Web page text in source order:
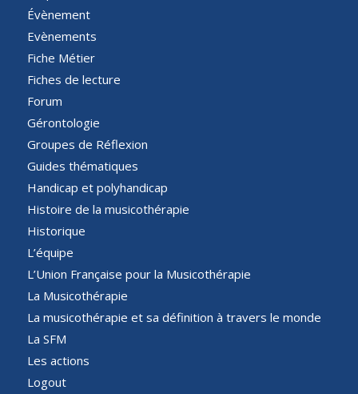
Évènement
Evènements
Fiche Métier
Fiches de lecture
Forum
Gérontologie
Groupes de Réflexion
Guides thématiques
Handicap et polyhandicap
Histoire de la musicothérapie
Historique
L’équipe
L’Union Française pour la Musicothérapie
La Musicothérapie
La musicothérapie et sa définition à travers le monde
La SFM
Les actions
Logout